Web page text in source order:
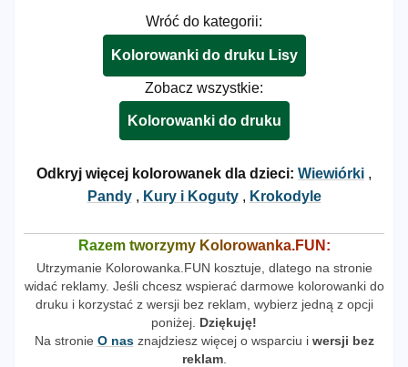
Wróć do kategorii:
Kolorowanki do druku Lisy
Zobacz wszystkie:
Kolorowanki do druku
Odkryj więcej kolorowanek dla dzieci: Wiewiórki ,
Pandy, Kury i Koguty, Krokodyle
Razem tworzymy Kolorowanka.FUN:
Utrzymanie Kolorowanka.FUN kosztuje, dlatego na stronie
widać reklamy. Jeśli chcesz wspierać darmowe kolorowanki do
druku i korzystać z wersji bez reklam, wybierz jedną z opcji
poniżej. Dziękuję!
Na stronie O nasznajdziesz więcej o wsparciu i wersji bez
reklam.